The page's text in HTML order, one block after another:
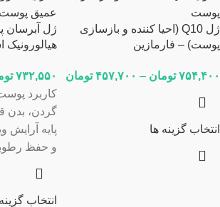
ژل Q10 (احیا کننده و بازسازی
پوست) – فارمازین
۷۵۴,۴۰۰ تومان – ۴۵۷,۷۰۰ تومان
انتخاب گزینه ها
ژل
هیالورونیک
۷۳۲,۵۵۰
کاربرد
گردن، بدن
پایه آرایش
و حفظ
انتخاب